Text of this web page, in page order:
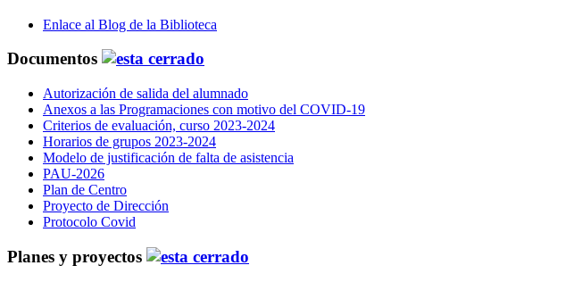
Enlace al Blog de la Biblioteca
Documentos
Autorización de salida del alumnado
Anexos a las Programaciones con motivo del COVID-19
Criterios de evaluación, curso 2023-2024
Horarios de grupos 2023-2024
Modelo de justificación de falta de asistencia
PAU-2026
Plan de Centro
Proyecto de Dirección
Protocolo Covid
Planes y proyectos